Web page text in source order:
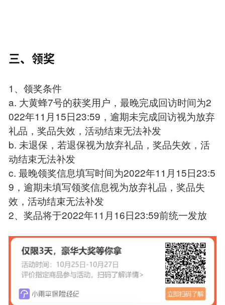
三、领奖
1、领奖条件
a. 大黄蜂7号的获奖用户，最晚完成回访时间为2
022年11月15日23:59，逾期未完成回访视为放弃
礼品，奖品失效，活动结束无法补发
b. 未退保，若退保视为放弃礼品，奖品失效，活
动结束无法补发
c. 最晚领奖信息填写时间为2022年11月15日23:5
9，逾期未填写领奖信息视为放弃礼品，奖品失
效，活动结束无法补发
2、奖品将于2022年11月16日23:59前统一发放